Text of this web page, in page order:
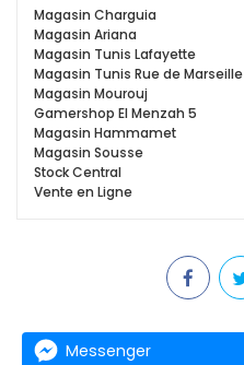
Magasin Charguia
Magasin Ariana
Magasin Tunis Lafayette
Magasin Tunis Rue de Marseille
Magasin Mourouj
Gamershop El Menzah 5
Magasin Hammamet
Magasin Sousse
Stock Central
Vente en Ligne
Messenger